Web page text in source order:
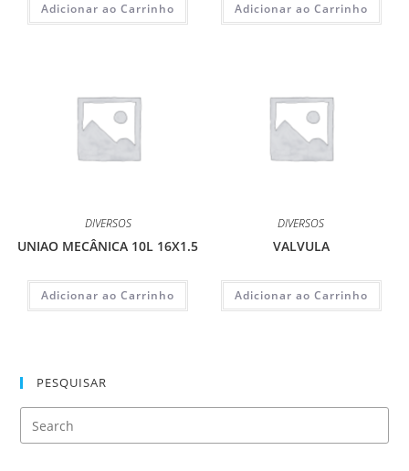
Adicionar ao Carrinho Adicionar ao Carrinho
DIVERSOS
UNIAO MECÂNICA 10L 16X1.5
Adicionar ao Carrinho
DIVERSOS
VALVULA
Adicionar ao Carrinho
PESQUISAR